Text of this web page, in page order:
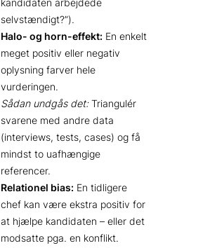
kandidaten arbejdede
selvstændigt?”).
Halo- og horn-effekt: En enkelt
meget positiv eller negativ
oplysning farver hele
vurderingen.
Sådan undgås det:Triangulér
svarene med andre data
(interviews, tests, cases) og få
mindst to uafhængige
referencer.
Relationel bias: En tidligere
chef kan være ekstra positiv for
at hjælpe kandidaten – eller det
modsatte pga. en konflikt.